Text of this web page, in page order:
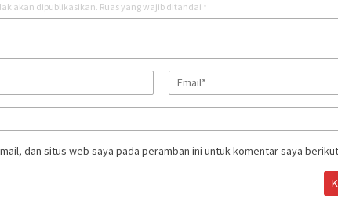
akan dipublikasikan. Ruas yang wajib ditandai *
dan situs web saya pada peramban ini untuk komentar saya